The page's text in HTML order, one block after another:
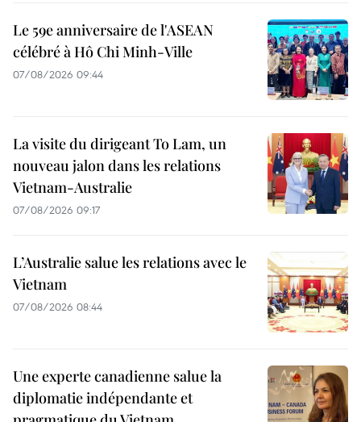
Le 59e anniversaire de l'ASEAN
célébré à Hô Chi Minh-Ville
07/08/2026 09:44
La visite du dirigeant To Lam, un
nouveau jalon dans les relations
Vietnam-Australie
07/08/2026 09:17
L’Australie salue les relations avec le
Vietnam
07/08/2026 08:44
Une experte canadienne salue la
diplomatie indépendante et